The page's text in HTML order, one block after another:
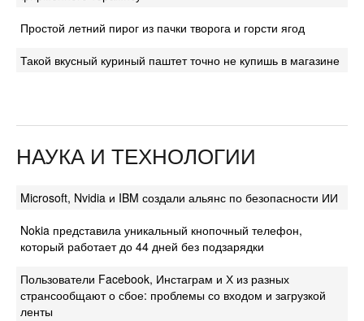
Простой летний пирог из пачки творога и горсти ягод
Такой вкусный куриный паштет точно не купишь в магазине
НАУКА И ТЕХНОЛОГИИ
Microsoft, Nvidia и IBM создали альянс по безопасности ИИ
Nokia представила уникальный кнопочный телефон,
который работает до 44 дней без подзарядки
Пользователи Facebook, Инстаграм и Х из разных
странсообщают о сбое: проблемы со входом и загрузкой
ленты